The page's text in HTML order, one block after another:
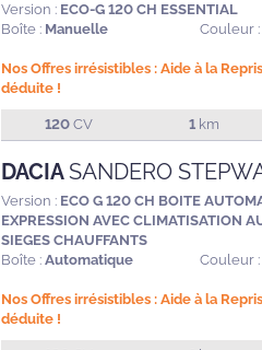
Version : ECO-G 120 CH ESSENTIAL
Boîte : Manuelle Couleur :
Nos Offres irrésistibles : Aide à la
déduite !
120 CV 1 km
DACIASANDERO
Version : ECO G 120 CH BOITE
EXPRESSION AVEC CLIMATISATION
SIEGES CHAUFFANTS
Boîte : Automatique Couleur :
Nos Offres irrésistibles : Aide à la
déduite !